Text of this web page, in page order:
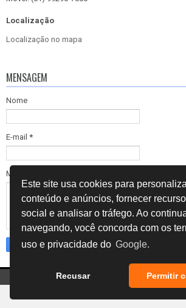
Este site usa cookies para
conteúdo e anúncios, fornecer
social e analisar o tráfego. Ao
navegando, você concorda com os
uso e privacidade do Google.
Recusar Permitir
Localização
Localização no mapa
MENSAGEM
Nome
E-mail *
Mensagem
Copyright © 2026INSPENGE